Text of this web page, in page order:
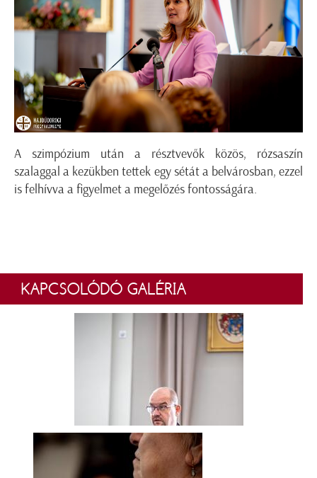
A szimpózium után a résztvevők közös, rózsaszín
szalaggal a kezükben tettek egy sétát a belvárosban, ezzel
is felhívva a figyelmet a megelőzés fontosságára.
KAPCSOLÓDÓ GALÉRIA